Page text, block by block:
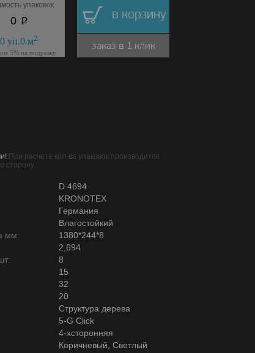
упаковок
0 p
0уп.0м2
5% на подрезку
в корзину
заказ в 1 клик
При расчете кол-ва упаковок производится
сторону.
D 4694
KRONOTEX
Германия
Влагостойкий
мм:
1380*244*8
2,694
8
15
32
20
Структура дерева
5-G Click
4-хсторонняя
Коричневый, Светлый